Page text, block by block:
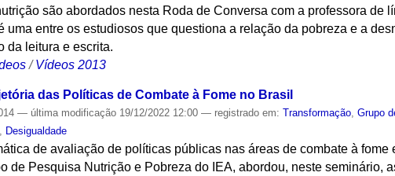
são abordados nesta Roda de Conversa com a professora de
uma entre os estudiosos que questiona a relação da pobreza e a
da leitura e escrita.
/Vídeos 2013
das Políticas de Combate à Fome no Brasil
— última modificação 19/12/2022 12:00— registrado em:Transformação,Grupo
, Desigualdade
de avaliação de políticas públicas nas áreas de combate à fome
de Pesquisa Nutrição e Pobreza do IEA, abordou, neste seminário,